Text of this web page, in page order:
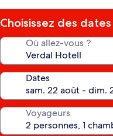
Choisissez des
Où allez-vous ?
Dates
Voyageurs